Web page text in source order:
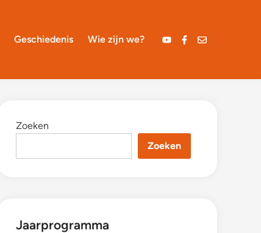
Geschiedenis Wie zijn we?
YouTubeFacebook
Mail
Zoeken
Zoeken
Jaarprogramma